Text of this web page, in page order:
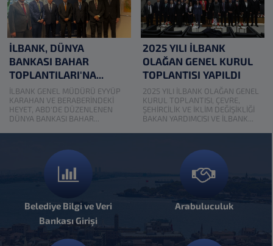
İLBANK, DÜNYA
BANKASI BAHAR
TOPLANTILARI'NA...
İLBANK GENEL MÜDÜRÜ EYYÜP
KARAHAN VE BERABERİNDEKİ
HEYET, ABD'DE DÜZENLENEN
DÜNYA BANKASI BAHAR...
2025 YILI İLBANK
OLAĞAN GENEL KURUL
TOPLANTISI YAPILDI
2025 YILI İLBANK OLAĞAN GENEL
KURUL TOPLANTISI, ÇEVRE,
ŞEHİRCİLİK VE İKLİM DEĞİŞİKLİĞİ
BAKAN YARDIMCISI VE İLBANK...
Belediye Bilgi ve Veri
Bankası Girişi
Arabuluculuk